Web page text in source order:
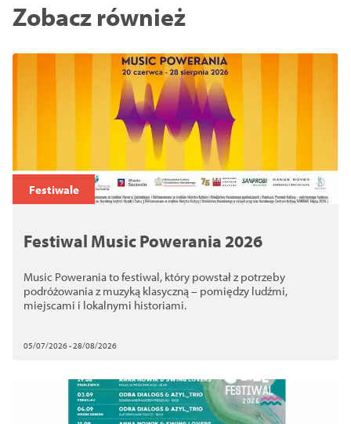
Zobacz również
Festiwale
Festiwal Music Powerania 2026
Music Powerania to festiwal, który powstał z potrzeby
podróżowania z muzyką klasyczną – pomiędzy ludźmi,
miejscami i lokalnymi historiami.
05/07/2026 - 28/08/2026